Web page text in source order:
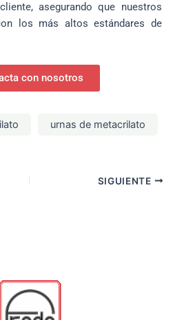
asegurando que nuestros
los más altos estándares de
con nosotros
urnas de metacrilato
SIGUIENTE